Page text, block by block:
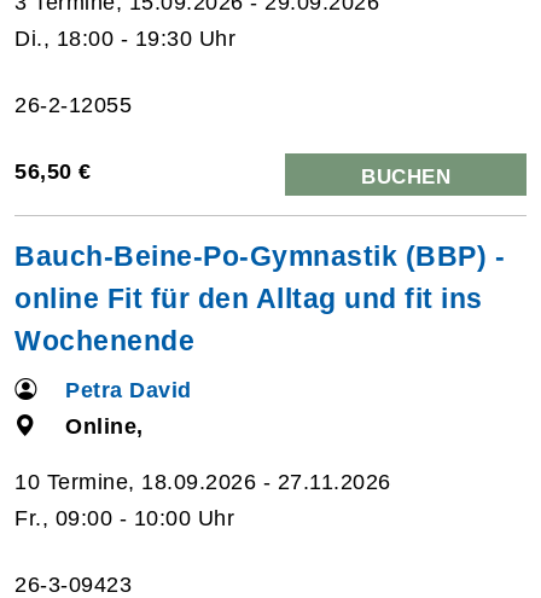
Di., 18:00 - 19:30 Uhr
26-2-12055
56,50 € BUCHEN
Bauch-Beine-Po-Gymnastik (BBP) -
online Fit für den Alltag und fit ins
Wochenende
Petra David
Online,
10 Termine, 18.09.2026 - 27.11.2026
Fr., 09:00 - 10:00 Uhr
26-3-09423